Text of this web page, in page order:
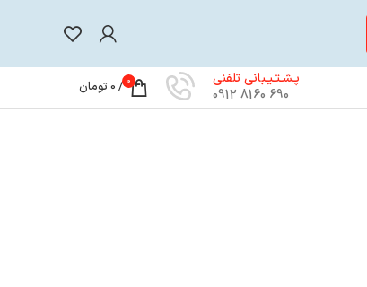
پـشـتـیـبانی تلفنی
690 8160 0912
0
/
0 تومان